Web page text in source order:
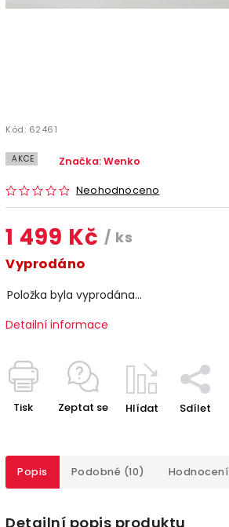
Kód: 62461
AKCE
Neohodnoceno
Značka:Wenko
1 499 Kč / ks
Vyprodáno
Položka byla vyprodána…
Detailní informace
Tisk Zeptat se Hlídat Sdílet
Popis Podobné (10) Hodnocení
Detailní popis produktu